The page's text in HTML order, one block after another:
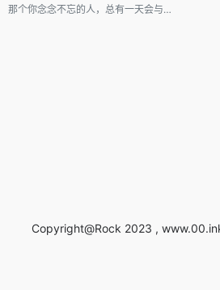
那个你念念不忘的人，总有一天会与你再次相遇。
Copyright@Rock 2023 ,